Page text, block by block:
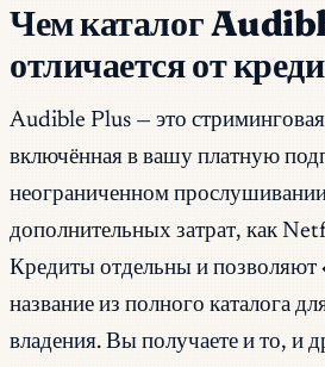
Чем каталог
отличается от
Audible Plus — это
включённая в вашу платную
неограниченном прослушивании
дополнительных затрат, как
Кредиты отдельны и позволяют
название из полного каталога
владения. Вы получаете и то, и